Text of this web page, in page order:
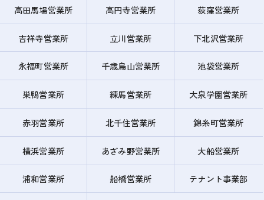
高田馬場営業所 高円寺営業所 荻窪営業所
吉祥寺営業所 立川営業所 下北沢営業所
永福町営業所 千歳烏山営業所 池袋営業所
巣鴨営業所 練馬営業所 大泉学園営業所
赤羽営業所 北千住営業所 錦糸町営業所
横浜営業所 あざみ野営業所 大船営業所
浦和営業所 船橋営業所 テナント事業部